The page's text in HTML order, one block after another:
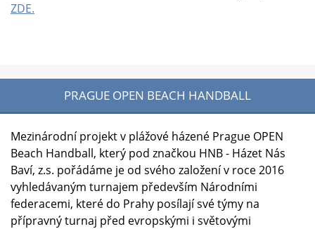
ZDE.
PRAGUE OPEN BEACH HANDBALL
Mezinárodní projekt v plážové házené Prague OPEN
Beach Handball, který pod značkou HNB - Házet Nás
Baví, z.s. pořádáme je od svého založení v roce 2016
vyhledávaným turnajem především Národními
federacemi, které do Prahy posílají své týmy na
přípravný turnaj před evropskými i světovými